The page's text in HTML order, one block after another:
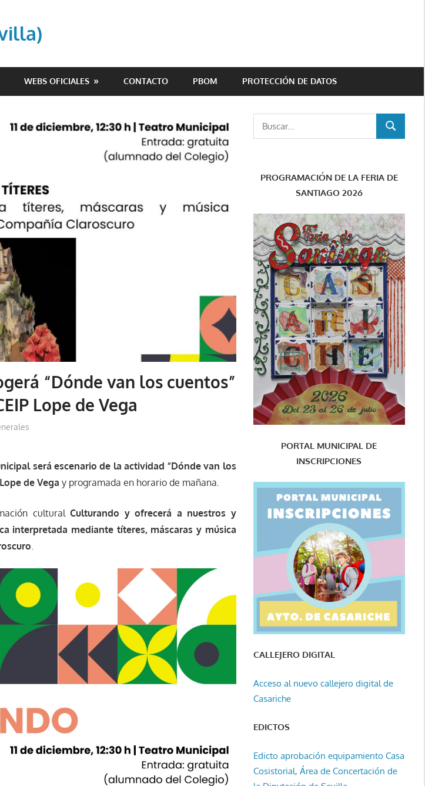
WEBS OFICIALES CONTACTO PBOM PROTECCIÓN DE DATOS
“Dónde van los cuentos”
Lope de Vega
será escenario de la actividad “Dónde van los
de Vega y programada en horario de mañana.
culturalCulturando y ofrecerá a nuestros y
interpretada mediante títeres, máscaras y música
.
BUSCAR
PROGRAMACIÓN DE LA FERIA DE
SANTIAGO 2026
PORTAL MUNICIPAL DE
INSCRIPCIONES
CALLEJERO DIGITAL
Acceso al nuevo callejero digital de
Casariche
EDICTOS
Edicto aprobación equipamiento Casa
Cosistorial, Área de Concertación de